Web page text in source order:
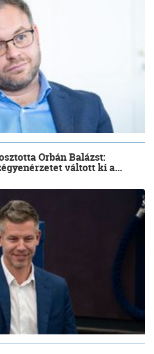
Orbán Balázst:
váltott ki a...